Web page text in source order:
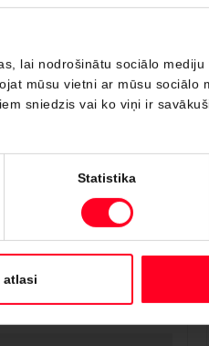
lai nodrošinātu sociālo mediju
mūsu vietni ar mūsu sociālo
sniedzis vai ko viņi ir
Statistika
atlasi
Drīzumā
piedziņa) (75 kW)
150
Manuālā